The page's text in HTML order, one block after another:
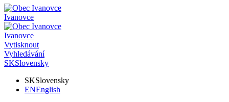
Ivanovce
Ivanovce
Vytisknout
Vyhledávání
SKSlovensky
SKSlovensky
ENEnglish